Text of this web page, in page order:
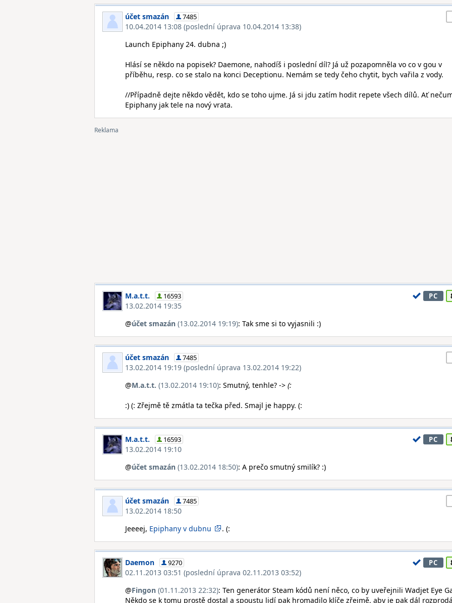
účet smazán 7485
10.04.2014 13:08 (poslední úprava 10.04.2014 13:38)
Launch Epiphany 24. dubna ;)
Hlásí se někdo na popisek? Daemone, nahodíš i poslední díl? Já už pozapomněla vo co v gou v
příběhu, resp. co se stalo na konci Deceptionu. Nemám se tedy čeho chytit, bych vařila z vody.
//Případně dejte někdo vědět, kdo se toho ujme. Já si jdu zatím hodit repete všech dílů. Ať
Epiphany jak tele na nový vrata.
M.a.t.t. 16593
13.02.2014 19:35
PC
@účet smazán (13.02.2014 19:19): Tak sme si to vyjasnili :)
účet smazán 7485
13.02.2014 19:19 (poslední úprava 13.02.2014 19:22)
@M.a.t.t. (13.02.2014 19:10): Smutný, tenhle? -> (:
:) (: Zřejmě tě zmátla ta tečka před. Smajl je happy. (:
M.a.t.t. 16593
13.02.2014 19:10
PC
@účet smazán (13.02.2014 18:50): A prečo smutný smilík? :)
účet smazán 7485
13.02.2014 18:50
Jeeeej, Epiphany v dubnu . (:
Daemon 9270
02.11.2013 03:51 (poslední úprava 02.11.2013 03:52)
PC
@Fingon (01.11.2013 22:32): Ten generátor Steam kódů není něco, co by uveřejnili Wadjet Eye
Někdo se k tomu prostě dostal a spoustu lidí pak hromadilo klíče zřejmě, aby je pak dál